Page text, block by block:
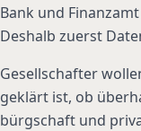
Bank und
Deshalb zuerst
Gesellschafter
geklärt ist, ob
bürgschaft und